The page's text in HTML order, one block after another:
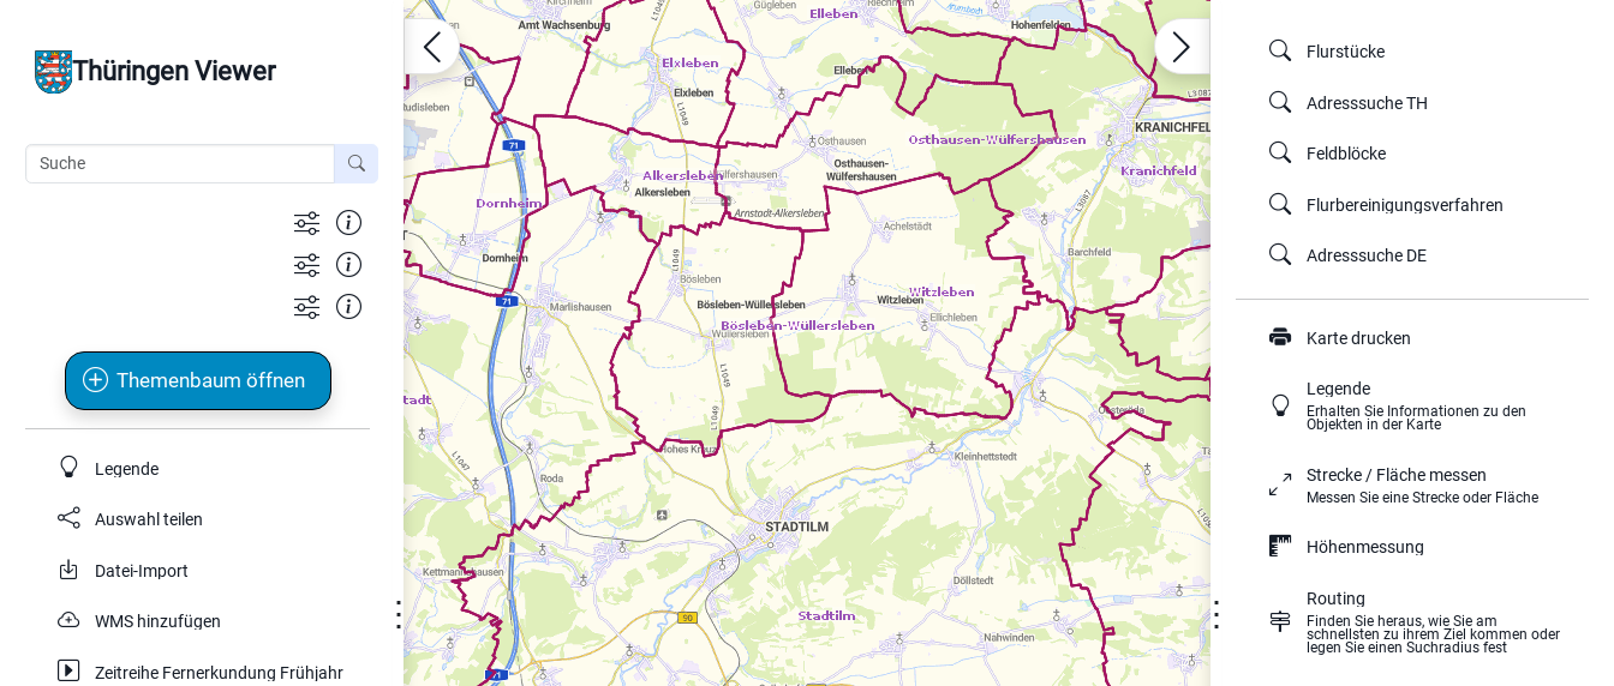
Thüringen Viewer
Themenbaum öffnen
Legende
Auswahl teilen
Datei-Import
WMS hinzufügen
Zeitreihe Fernerkundung Frühjahr
⋮
Flurstücke
Adresssuche TH
Feldblöcke
Flurbereinigungsverfahren
Adresssuche DE
Karte drucken
Legende
Erhalten Sie Informationen zu den
Objekten in der Karte
Strecke / Fläche messen
Messen Sie eine Strecke oder Fläche
Höhenmessung
Routing
Finden Sie heraus, wie Sie am
schnellsten zu ihrem Ziel kommen oder
legen Sie einen Suchradius fest
⋮